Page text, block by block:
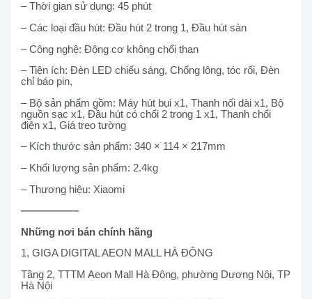
– Thời gian sử dụng: 45 phút
– Các loại đầu hút: Đầu hút 2 trong 1, Đầu hút sàn
– Công nghệ: Động cơ không chổi than
– Tiện ích: Đèn LED chiếu sáng, Chống lông, tóc rối, Đèn
chỉ báo pin,
– Bộ sản phẩm gồm: Máy hút bụi x1, Thanh nối dài x1, Bộ
nguồn sạc x1, Đầu hút có chổi 2 trong 1 x1, Thanh chổi
điện x1, Giá treo tường
– Kích thước sản phẩm: 340 × 114 × 217mm
– Khối lượng sản phẩm: 2.4kg
– Thương hiệu: Xiaomi
—————–
Những nơi bán chính hãng
1, GIGA DIGITAL AEON MALL HÀ ĐÔNG
Tầng 2, TTTM Aeon Mall Hà Đông, phường Dương Nội, TP
Hà Nội